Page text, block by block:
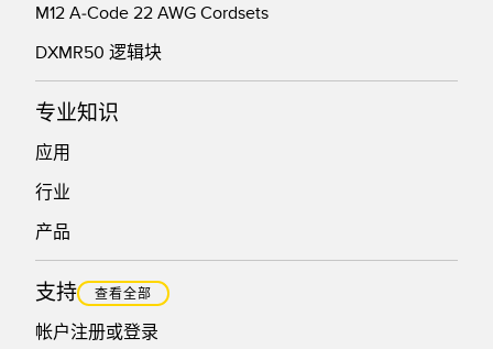
M12 A-Code 22 AWG Cordsets
DXMR50 逻辑块
专业知识
应用
行业
产品
支持 查看全部
帐户注册或登录